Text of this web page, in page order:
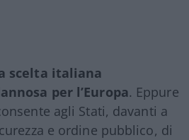
scelta italiana
per l’Europa. Eppure
agli Stati, davanti a
e ordine pubblico, di